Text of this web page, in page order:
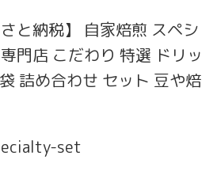
さと納税】 自家焙煎 スペシ
門店 こだわり 特選 ドリッ
詰め合わせ セット 豆や焙
set